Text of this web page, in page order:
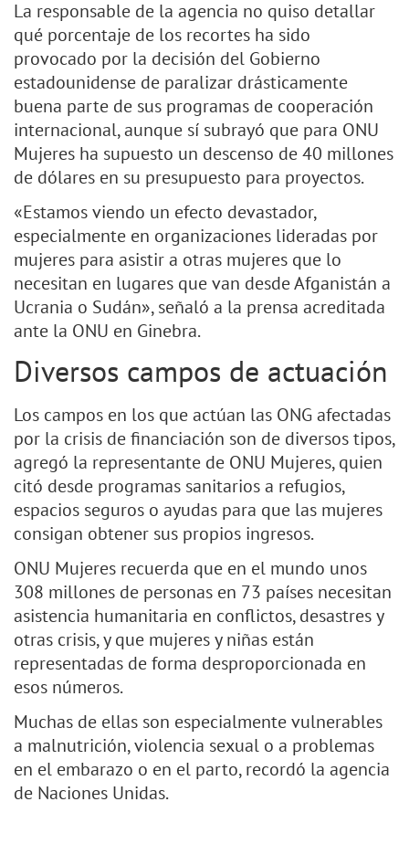
La responsable de la agencia no quiso detallar
qué porcentaje de los recortes ha sido
provocado por la decisión del Gobierno
estadounidense de paralizar drásticamente
buena parte de sus programas de cooperación
internacional, aunque sí subrayó que para ONU
Mujeres ha supuesto un descenso de 40 millones
de dólares en su presupuesto para proyectos.
«Estamos viendo un efecto devastador,
especialmente en organizaciones lideradas por
mujeres para asistir a otras mujeres que lo
necesitan en lugares que van desde Afganistán a
Ucrania o Sudán», señaló a la prensa acreditada
ante la ONU en Ginebra.
Diversos campos de actuación
Los campos en los que actúan las ONG afectadas
por la crisis de financiación son de diversos tipos,
agregó la representante de ONU Mujeres, quien
citó desde programas sanitarios a refugios,
espacios seguros o ayudas para que las mujeres
consigan obtener sus propios ingresos.
ONU Mujeres recuerda que en el mundo unos
308 millones de personas en 73 países necesitan
asistencia humanitaria en conflictos, desastres y
otras crisis, y que mujeres y niñas están
representadas de forma desproporcionada en
esos números.
Muchas de ellas son especialmente vulnerables
a malnutrición, violencia sexual o a problemas
en el embarazo o en el parto, recordó la agencia
de Naciones Unidas.